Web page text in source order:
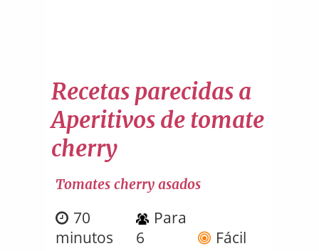
Recetas parecidas a
Aperitivos de tomate
cherry
Tomates cherry asados
70
minutos
Para
6
Fácil